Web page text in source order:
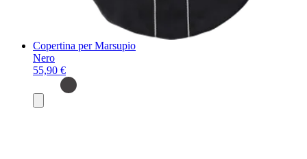
Copertina per Marsupio
Nero
55,90 €
al